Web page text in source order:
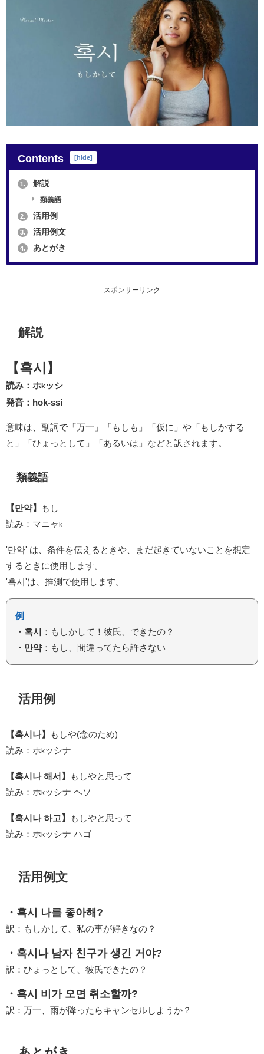
Contents [hide]
1. 解説
類義語
2. 活用例
3. 活用例文
4. あとがき
スポンサーリンク
解説
【혹시】
読み：ホkッシ
発音：hok-ssi
意味は、副詞で「万一」「もしも」「仮に」や「もしかする
と」「ひょっとして」「あるいは」などと訳されます。
類義語
【만약】
もし
読み：マニャ k
'만약' は、条件を伝えるときや、まだ起きていないことを想定
するときに使用します。
'혹시'は、推測で使用します。
例
・혹시 ：もしかして！彼氏、できたの？
・만약：もし、間違ってたら許さない
活用例
【혹시나】
もしや(念のため)
読み：ホ kッシナ
【혹시나 해서】
もしやと思って
読み：ホ kッシナ ヘソ
【혹시나 하고】
もしやと思って
読み：ホ kッシナ ハゴ
活用例文
・혹시 나를 좋아해?
訳：もしかして、私の事が好きなの？
・혹시나 남자 친구가 생긴 거야?
訳：ひょっとして、彼氏できたの？
・혹시 비가 오면 취소할까?
訳：万一、雨が降ったらキャンセルしようか？